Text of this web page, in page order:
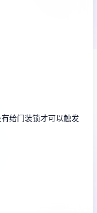
给门装锁才可以触发